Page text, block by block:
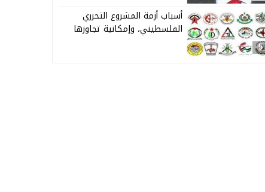
5
أسباب أزمة المشروع التحرري
الفلسطيني، وإمكانية تجاوزها